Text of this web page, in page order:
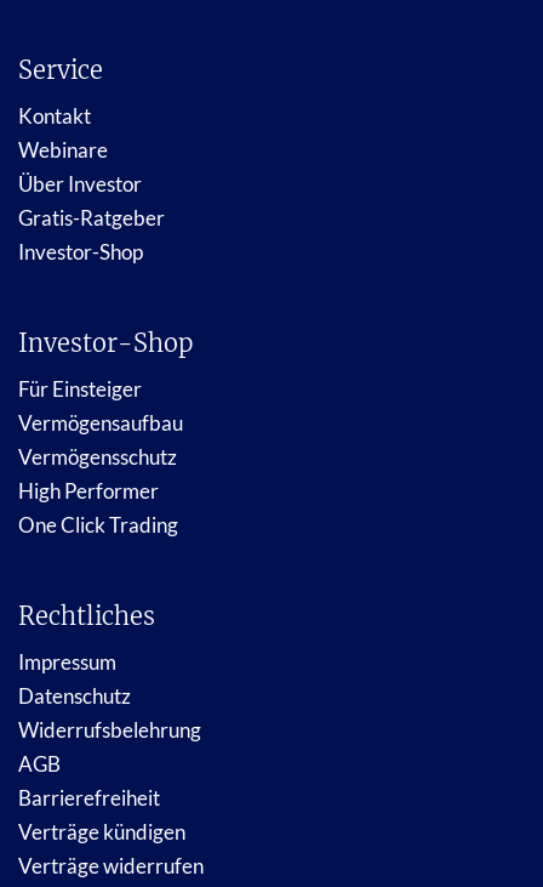
Service
Kontakt
Webinare
Über Investor
Gratis-Ratgeber
Investor-Shop
Investor-Shop
Für Einsteiger
Vermögensaufbau
Vermögensschutz
High Performer
One Click Trading
Rechtliches
Impressum
Datenschutz
Widerrufsbelehrung
AGB
Barrierefreiheit
Verträge kündigen
Verträge widerrufen